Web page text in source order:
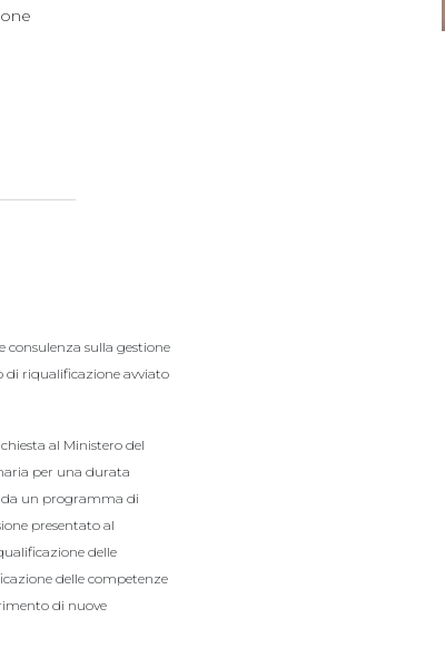
consulenza sulla gestione
di riqualificazione avviato
al Ministero del
per una durata
da un programma di
presentato al
delle
delle competenze
di nuove